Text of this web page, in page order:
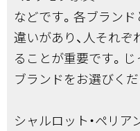
などです。各ブラン
違いがあり、人それ
ることが重要です。
ブランドをお選びくだ
シャルロット・ペリ